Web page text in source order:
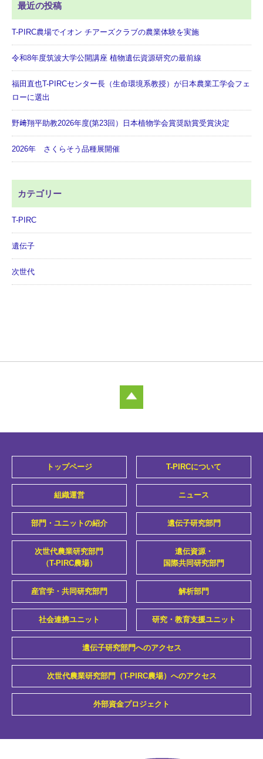
最近の投稿
T-PIRC農場でイオン チアーズクラブの農業体験を実施
令和8年度筑波大学公開講座 植物遺伝資源研究の最前線
福田直也T-PIRCセンター長（生命環境系教授）が日本農業工学会フェ
ローに選出
野﨑翔平助教2026年度(第23回）日本植物学会賞奨励賞受賞決定
2026年 さくらそう品種展開催
カテゴリー
T-PIRC
遺伝子
次世代
トップページ T-PIRCについて
組織運営 ニュース
部門・ユニットの紹介 遺伝子研究部門
次世代農業研究部門
（T-PIRC農場）
遺伝資源・
国際共同研究部門
産官学・共同研究部門 解析部門
社会連携ユニット 研究・教育支援ユニット
遺伝子研究部門へのアクセス
次世代農業研究部門（T-PIRC農場）へのアクセス
外部資金プロジェクト